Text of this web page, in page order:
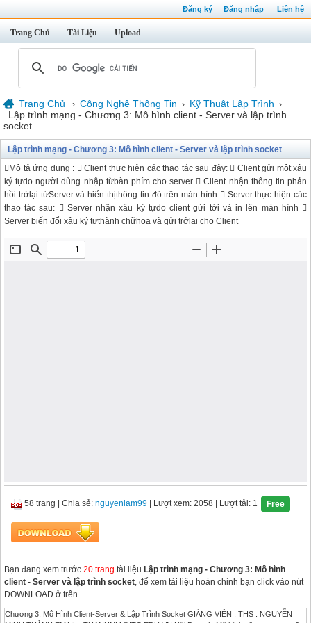
Đăng ký Đăng nhập Liên hệ
Trang Chủ Tài Liệu Upload
Trang Chủ › Công Nghệ Thông Tin › Kỹ Thuật Lập Trình ›
Lập trình mạng - Chương 3: Mô hình client - Server và lập trình
socket
Lập trình mạng - Chương 3: Mô hình client - Server và lập trình socket
Mô tả ứng dụng :  Client thực hiện các thao tác sau đây:  Client gửi một xâu
ký tựdo người dùng nhập từbàn phím cho server  Client nhận thông tin phản
hồi trởlại từServer và hiển thịthông tin đó trên màn hình  Server thực hiện các
thao tác sau:  Server nhận xâu ký tựdo client gửi tới và in lên màn hình 
Server biến đổi xâu ký tựthành chữhoa và gửi trởlại cho Client
58 trang Chia sẻ: nguyenlam99 | Lượt xem: 2058 | Lượt tải: 1 Free
Bạn đang xem trước 20 trang tài liệu Lập trình mạng - Chương 3: Mô hình
client - Server và lập trình socket, để xem tài liệu hoàn chỉnh bạn click vào nút
DOWNLOAD ở trên
Chương 3: Mô Hình Client-Server & Lập Trình Socket GIẢNG VIÊN : THS . NGUYỄN